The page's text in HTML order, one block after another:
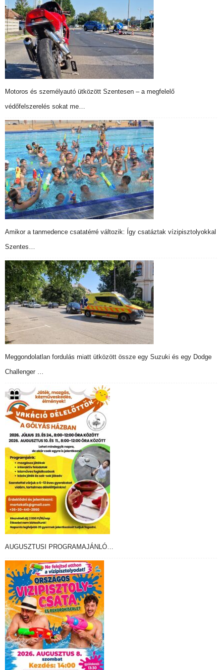
Motoros és személyautó ütközött Szentesen – a megfelelő
védőfelszerelés sokat me…
Amikor a tanmedence csatatérré változik: Így csatáztak vízipisztolyokkal
Szentes…
Meggondolatlan fordulás miatt ütközött össze egy Suzuki és egy Dodge
Challenger …
AUGUSZTUSI PROGRAMAJÁNLÓ…